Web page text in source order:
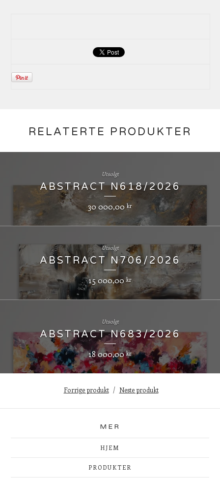
RELATERTE PRODUKTER
ABSTRACT N618/2026
30 000,00 kr
Utsolgt
ABSTRACT N706/2026
15 000,00kr
Utsolgt
ABSTRACT N683/2026
18 000,00kr
Utsolgt
Forrige produkt Neste produkt
MER
HJEM
PRODUKTER